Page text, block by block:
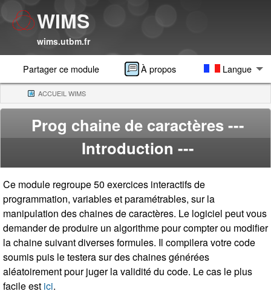
WIMS
wims.utbm.fr
Partager ce module À propos Langue
ACCUEIL WIMS(CURRENT)
Prog chaine de caractères---
Introduction ---
Ce module regroupe 50 exercices interactifs de
programmation, variables et paramétrables, sur la
manipulation des chaines de caractères. Le logiciel peut vous
demander de produire un algorithme pour compter ou modifier
la chaine suivant diverses formules. Il compilera votre code
soumis puis le testera sur des chaines générées
aléatoirement pour juger la validité du code. Le cas le plus
facile est ici.